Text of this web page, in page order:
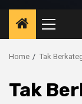
Primary
Menu
Home Tak
Tak